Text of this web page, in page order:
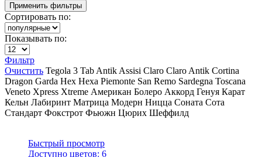
Сортировать по:
Показывать по:
Фильтр
Очистить Tegola 3 Tab Antik Assisi Claro Claro Antik Cortina
Dragon Garda Hex Hexa Piemonte San Remo Sardegna Toscana
Veneto Xpress Xtreme Американ Болеро Аккорд Генуя Карат
Кельн Лабиринт Матрица Модерн Ницца Соната Сота
Стандарт Фокстрот Фьюжн Цюрих Шеффилд
Быстрый просмотр
Доступно цветов: 6